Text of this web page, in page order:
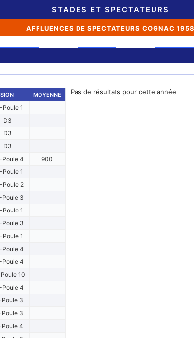
STADES ET SPECTATEURS
AFFLUENCES DE SPECTATEURS COGNAC 1958
MOYENNE
Poule 1
D3
D3
D3
Poule 4
900
Poule 1
Poule 2
Poule 3
Poule 1
Poule 3
Poule 1
Poule 4
Poule 4
10
Poule 4
Poule 3
Poule 3
Poule 4
Pas de résultats pour cette année